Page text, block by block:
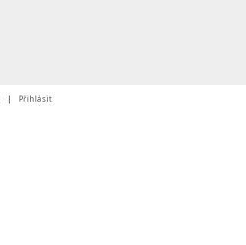
| Přihlásit